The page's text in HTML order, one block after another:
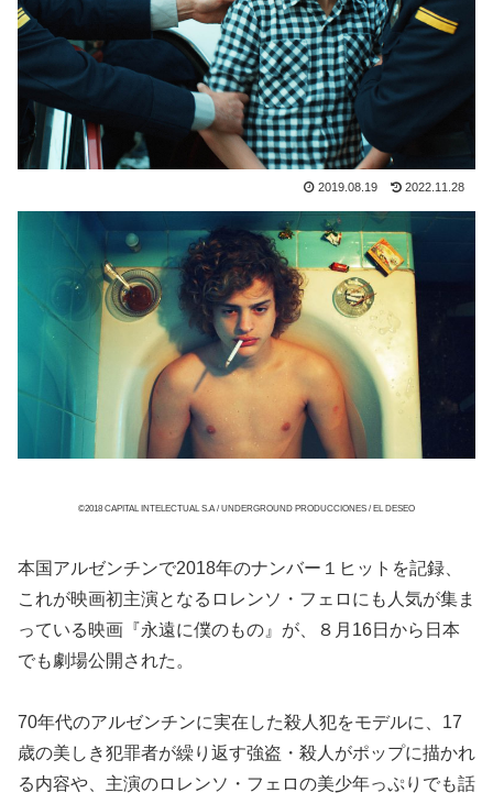
2019.08.19 2022.11.28
©2018 CAPITAL INTELECTUAL S.A / UNDERGROUND PRODUCCIONES / EL DESEO
本国アルゼンチンで2018年のナンバー１ヒットを記録、
これが映画初主演となるロレンソ・フェロにも人気が集ま
っている映画『永遠に僕のもの』が、８月16日から日本
でも劇場公開された。
70年代のアルゼンチンに実在した殺人犯をモデルに、17
歳の美しき犯罪者が繰り返す強盗・殺人がポップに描かれ
る内容や、主演のロレンソ・フェロの美少年っぷりでも話